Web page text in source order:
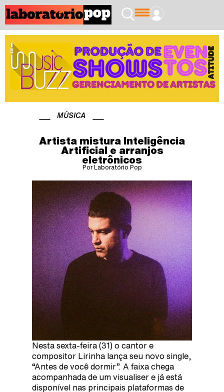
MÚSICA
Artista mistura Inteligência
Artificial e arranjos
eletrônicos
Por Laboratório Pop
Nesta sexta-feira (31) o cantor e
compositor Lirinha lança seu novo single,
“Antes de você dormir”. A faixa chega
acompanhada de um visualiser e já está
disponível nas principais plataformas de